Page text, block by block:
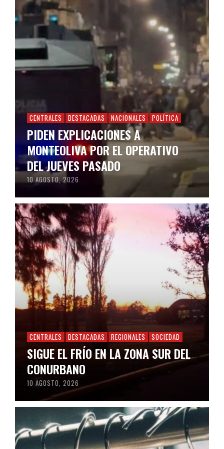
CENTRALES DESTACADAS NACIONALES POLÍTICA
PIDEN EXPLICACIONES A
MONTEOLIVA POR EL OPERATIVO
DEL JUEVES PASADO
10 AGOSTO, 2026
CENTRALES DESTACADAS REGIONALES SOCIEDAD
SIGUE EL FRÍO EN LA ZONA SUR DEL
CONURBANO
10 AGOSTO, 2026